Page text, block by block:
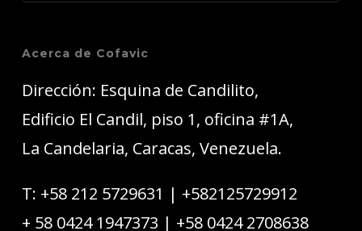
Acerca de Cofavic
Dirección: Esquina de Candilito,
Edificio El Candil, piso 1, oficina #1A,
La Candelaria, Caracas, Venezuela.
T: +58 212 5729631 | +582125729912
+ 58 0424 1947373 | +58 0424 2708638